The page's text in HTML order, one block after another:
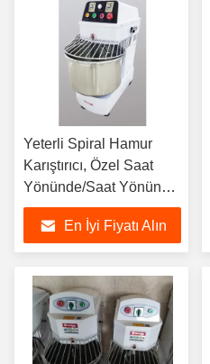
Yeterli Spiral Hamur
Karıştırıcı, Özel Saat
Yönünde/Saat Yönünde
Karıştırma Yönünde
En İyi Fiyatı Alın